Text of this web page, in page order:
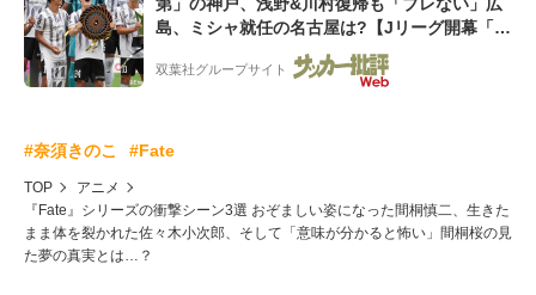
島、ミシャ就任の名古屋は?【Jリーグ開幕「初
めての秋春制」の大激論】(2)
双葉社グループサイト
#奈須きのこ #Fate
TOP
アニメ
『Fate』シリーズの衝撃シーン3選 おぞましい姿になった間桐慎二、生きた
まま体を裂かれた佐々木小次郎、そして「意味が分かると怖い」間桐桜の見
た夢の真実とは…？